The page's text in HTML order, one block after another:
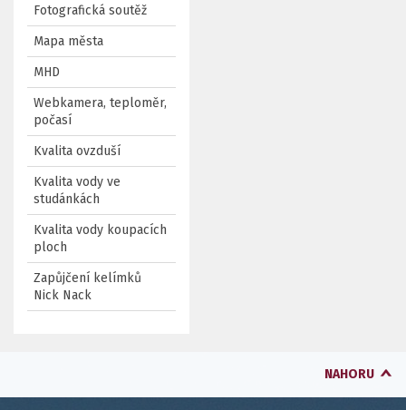
Fotografická soutěž
Mapa města
MHD
Webkamera, teploměr,
počasí
Kvalita ovzduší
Kvalita vody ve
studánkách
Kvalita vody koupacích
ploch
Zapůjčení kelímků
Nick Nack
NAHORU